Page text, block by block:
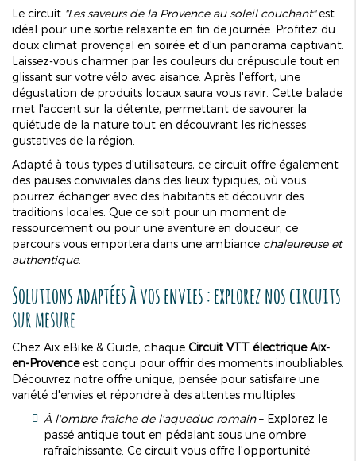
Le circuit "Les saveurs de la Provence au soleil couchant"est
idéal pour une sortie relaxante en fin de journée. Profitez du
doux climat provençal en soirée et d'un panorama captivant.
Laissez-vous charmer par les couleurs du crépuscule tout en
glissant sur votre vélo avec aisance. Après l'effort, une
dégustation de produits locaux saura vous ravir. Cette balade
met l'accent sur la détente, permettant de savourer la
quiétude de la nature tout en découvrant les richesses
gustatives de la région.
Adapté à tous types d'utilisateurs, ce circuit offre également
des pauses conviviales dans des lieux typiques, où vous
pourrez échanger avec des habitants et découvrir des
traditions locales. Que ce soit pour un moment de
ressourcement ou pour une aventure en douceur, ce
parcours vous emportera dans une ambiance chaleureuse et
authentique.
Solutions adaptées à vos envies : explorez nos circuits
sur mesure
Chez Aix eBike & Guide, chaque Circuit VTT électrique Aix-
en-Provenceest conçu pour offrir des moments inoubliables.
Découvrez notre offre unique, pensée pour satisfaire une
variété d'envies et répondre à des attentes multiples.
À l'ombre fraîche de l'aqueduc romain– Explorez le
passé antique tout en pédalant sous une ombre
rafraîchissante. Ce circuit vous offre l'opportunité